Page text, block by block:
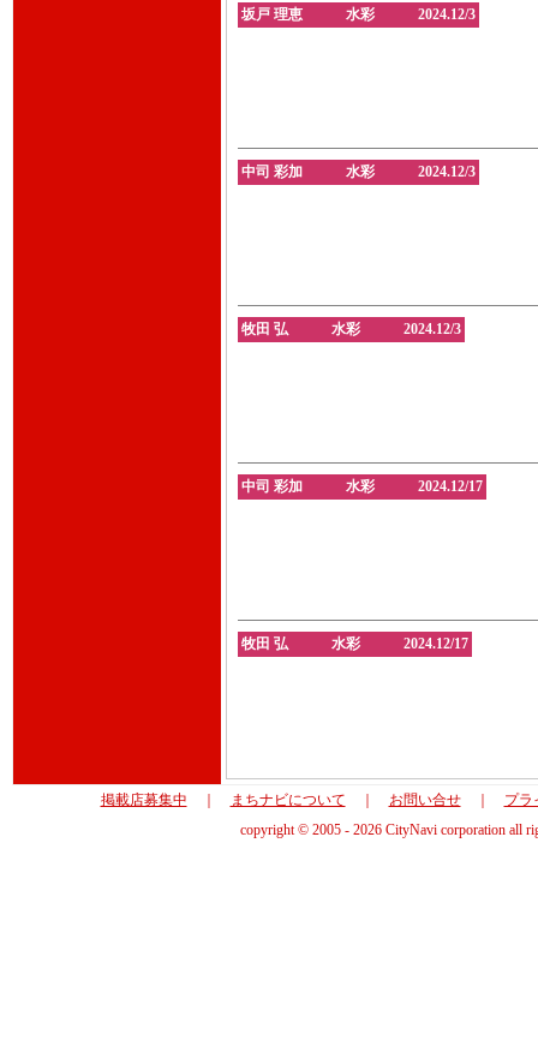
坂戸 理恵 水彩 2024.12/3
中司 彩加 水彩 2024.12/3
牧田 弘 水彩 2024.12/3
中司 彩加 水彩 2024.12/17
牧田 弘 水彩 2024.12/17
掲載店募集中 まちナビについて お問い合せ｜
プラ
copyright © 2005 - 2026 CityNavi corporation all